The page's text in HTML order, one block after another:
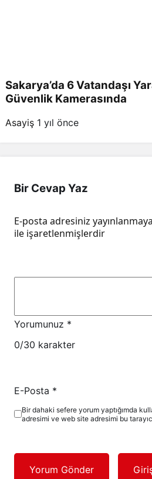
Sakarya’da 6 Vatandaşı
Güvenlik Kamerasında
Asayiş 1 yıl önce
Bir Cevap Yaz
E-posta adresiniz
ile işaretlenmişlerdir
Yorumunuz *
0/30 karakter
E-Posta *
Bir dahaki sefere yorum yaptığımda
adresimi ve web site adresimi bu
Yorum Gönder